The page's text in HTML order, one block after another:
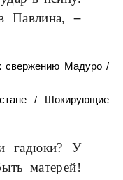
Павлина,–
свержению Мадуро /
/ Шокирующие
гадюки? У
матерей!